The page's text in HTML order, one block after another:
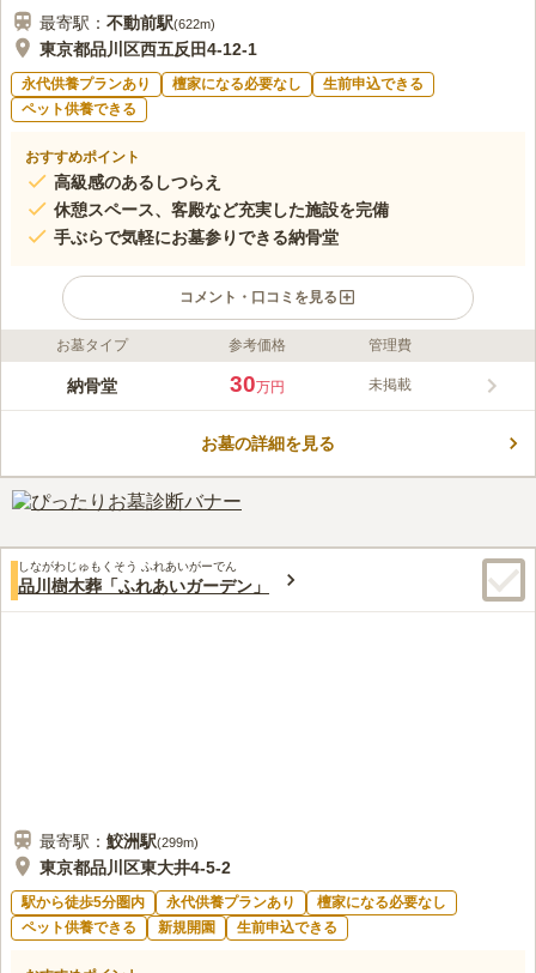
最寄駅： 不動前駅(622m)
東京都品川区西五反田4-12-1
永代供養プランあり 檀家になる必要なし
生前申込できる
ペット供養できる
おすすめポイント
高級感のあるしつらえ
休憩スペース、客殿など充実した施設を完備
手ぶらで気軽にお墓参りできる納骨堂
コメント・口コミを見る
ライフドット編集部のコメント
閑静な山の手の住宅地にそびえる、格調高い石造りの建物の納骨
口コミ評価
60代男性
ひかり陵苑は納骨堂ですので、お花やお線香はすべて、霊園で用
意してくれてますので、手ぶらで行きます。子供が居ない夫婦2人暮らしで
した。今は大好きだった主人が眠ってます。主人の友人の何人かがお参り
してくれますので、その時は不動前の駅で会い食事は近くの美味しいお蕎
お墓タイプ 参考価格 管理費
納骨堂 30万円 未掲載
お墓の詳細を見る
しながわじゅもくそう ふれあいがーでん
品川樹木葬「ふれあいガーデン」
最寄駅： 鮫洲駅(299m)
東京都品川区東大井4-5-2
駅から徒歩5分圏内 永代供養プランあり
檀家になる必要なし
ペット供養できる
新規開園 生前申込できる